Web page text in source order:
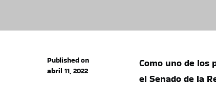
Published on
abril 11, 2022
Como uno de los
el Senado de la